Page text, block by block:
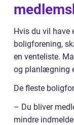
Hvis du vil have
boligforening,
en venteliste.
og planlægning
De fleste
– Du bliver
mindre